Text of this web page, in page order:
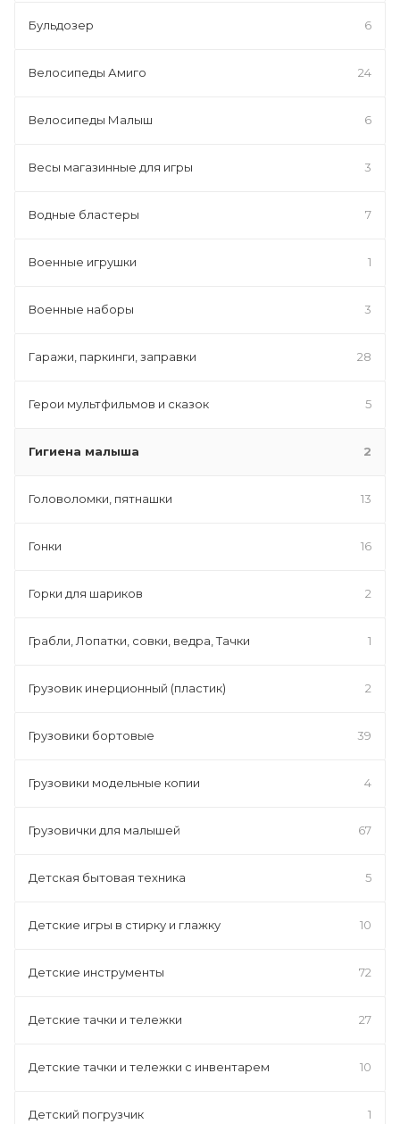
Бульдозер 6
Велосипеды Амиго 24
Велосипеды Малыш 6
Весы магазинные для игры 3
Водные бластеры 7
Военные игрушки 1
Военные наборы 3
Гаражи, паркинги, заправки 28
Герои мультфильмов и сказок 5
Гигиена малыша 2
Головоломки, пятнашки 13
Гонки 16
Горки для шариков 2
Грабли, Лопатки, совки, ведра, Тачки 1
Грузовик инерционный (пластик) 2
Грузовики бортовые 39
Грузовики модельные копии 4
Грузовички для малышей 67
Детская бытовая техника 5
Детские игры в стирку и глажку 10
Детские инструменты 72
Детские тачки и тележки 27
Детские тачки и тележки с инвентарем 10
Детский погрузчик 1